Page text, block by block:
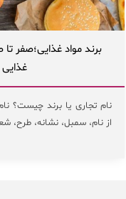
برند مواد غذایی؛صفر
غذایی
نام تجاری یا برند چیست؟
از نام، سمبل، نشانه، طرح،